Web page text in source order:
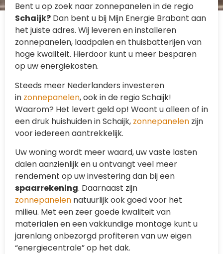
Bent u op zoek naar zonnepanelen in de regio
Schaijk? Dan bent u bij Mijn Energie Brabant aan
het juiste adres. Wij leveren en installeren
zonnepanelen, laadpalen en thuisbatterijen van
hoge kwaliteit. Hierdoor kunt u meer besparen
op uw energiekosten.
Steeds meer Nederlanders investeren
in zonnepanelen, ook in de regio Schaijk!
Waarom? Het levert geld op! Woont u alleen of in
een druk huishuiden in Schaijk, zonnepanelen zijn
voor iedereen aantrekkelijk.
Uw woning wordt meer waard, uw vaste lasten
dalen aanzienlijk en u ontvangt veel meer
rendement op uw investering dan bij een
spaarrekening. Daarnaast zijn
zonnepanelen natuurlijk ook goed voor het
milieu. Met een zeer goede kwaliteit van
materialen en een vakkundige montage kunt u
jarenlang onbezorgd profiteren van uw eigen
“energiecentrale” op het dak.